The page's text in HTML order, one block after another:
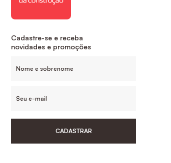
Cadastre-se e receba
novidades e promoções
CADASTRAR